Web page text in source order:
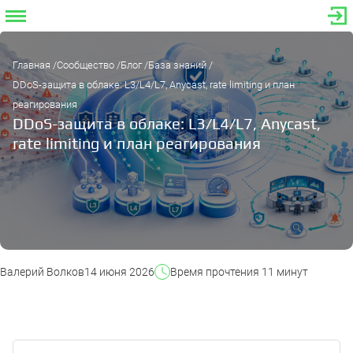
Главная Сообщество Блог База знаний
DDoS-защита в облаке: L3/L4/L7, Anycast, rate limiting и план
реагирования
DDoS-защита в облаке: L3/L4/L7, Anycast,
rate limiting и план реагирования
Валерий Волков14 июня 2026 Время прочтения 11 минут